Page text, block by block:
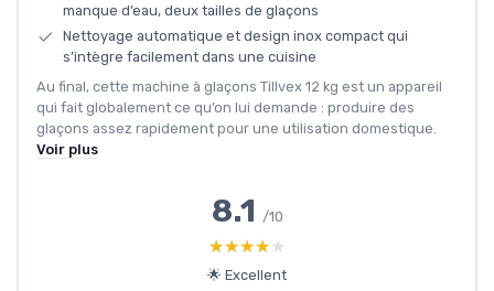
manque d’eau, deux tailles de glaçons
Nettoyage automatique et design inox compact qui
s’intègre facilement dans une cuisine
Au final, cette machine à glaçons Tillvex 12 kg est un appareil
qui fait globalement ce qu’on lui demande : produire des
glaçons assez rapidement pour une utilisation domestique.
Voir plus
8.1 /10
★★★★★
★★★★★
🌟 Excellent